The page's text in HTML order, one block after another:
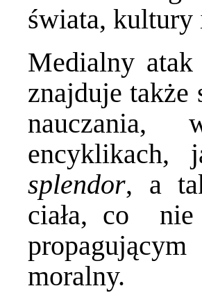
świata, kultury
Medialny
znajduje
nauczania,
encyklikach,
splendor, a
ciała, co nie
moralny.